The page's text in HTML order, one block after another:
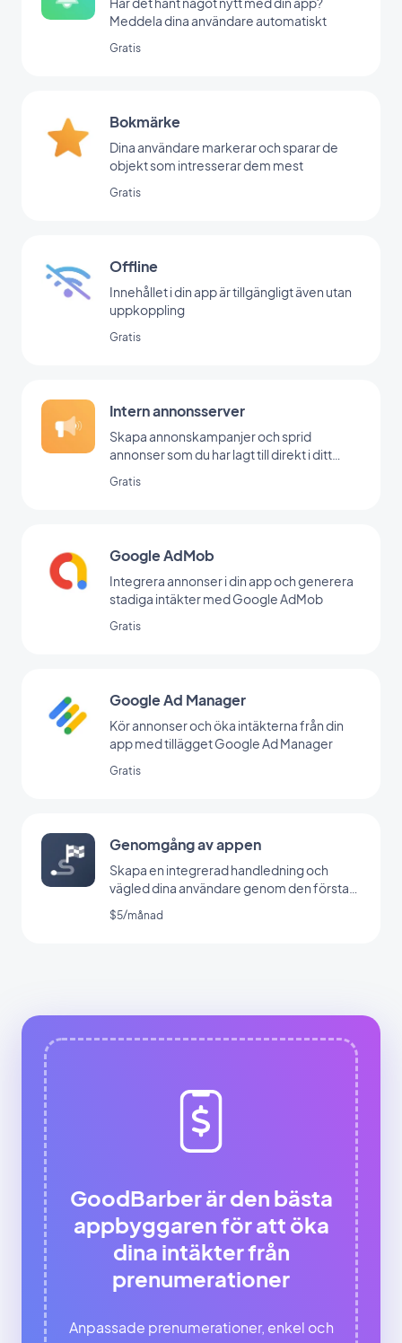
Meddela dina användare automatiskt
Gratis
Bokmärke
Dina användare markerar och sparar de
objekt som intresserar dem mest
Gratis
Offline
Innehållet i din app är tillgängligt även utan
uppkoppling
Gratis
Intern annonsserver
Skapa annonskampanjer och sprid
annonser som du har lagt till direkt i ditt
Gratis
Google AdMob
Integrera annonser i din app och generera
stadiga intäkter med Google AdMob
Gratis
Google Ad Manager
Kör annonser och öka intäkterna från din
app med tillägget Google Ad Manager
Gratis
Genomgång av appen
Skapa en integrerad handledning och
vägled dina användare genom den första
lanseringen av din app
$5/månad
GoodBarber är den bästa
appbyggaren för att öka
dina intäkter från
prenumerationer
Anpassade prenumerationer, enkel och